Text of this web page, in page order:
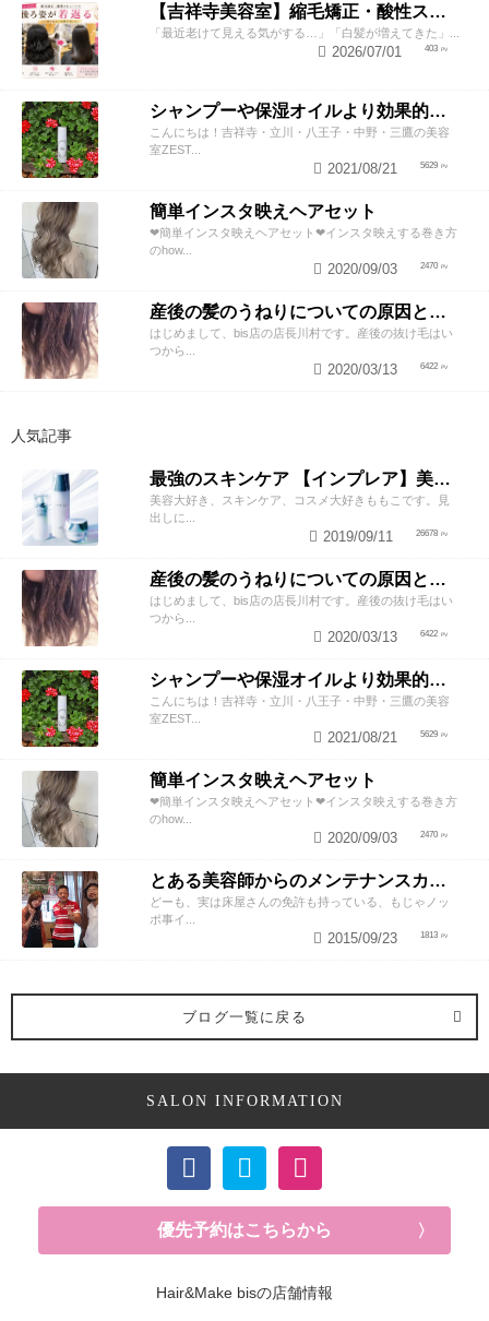
【吉祥寺美容室】縮毛矯正・酸性ストレートで若返り！後ろ姿が変わると見た目年齢も変わる？
「最近老けて見える気がする…」「白髪が増えてきた」...
403
2026/07/01
シャンプーや保湿オイルより効果的！？美容師が教える頭皮の臭い＆乾燥ケアとは
こんにちは！吉祥寺・立川・八王子・中野・三鷹の美容
室ZEST...
5629
2021/08/21
簡単インスタ映えヘアセット
❤︎簡単インスタ映えヘアセット❤︎インスタ映えする巻き方
のhow...
2470
2020/09/03
産後の髪のうねりについての原因と対策！
はじめまして、bis店の店長川村です。産後の抜け毛はい
つから...
6422
2020/03/13
人気記事
最強のスキンケア 【インプレア】美容師がオススメする、神ポイント5つ公開！
美容大好き、スキンケア、コスメ大好きももこです。見
出しに...
26678
2019/09/11
産後の髪のうねりについての原因と対策！
はじめまして、bis店の店長川村です。産後の抜け毛はい
つから...
6422
2020/03/13
シャンプーや保湿オイルより効果的！？美容師が教える頭皮の臭い＆乾燥ケアとは
こんにちは！吉祥寺・立川・八王子・中野・三鷹の美容
室ZEST...
5629
2021/08/21
簡単インスタ映えヘアセット
❤︎簡単インスタ映えヘアセット❤︎インスタ映えする巻き方
のhow...
2470
2020/09/03
とある美容師からのメンテナンスカットのススメ
どーも、実は床屋さんの免許も持っている、もじゃノッ
ポ事イ...
1813
2015/09/23
ブログ一覧に戻る
SALON INFORMATION
優先予約はこちらから
Hair&Make bisの店舗情報